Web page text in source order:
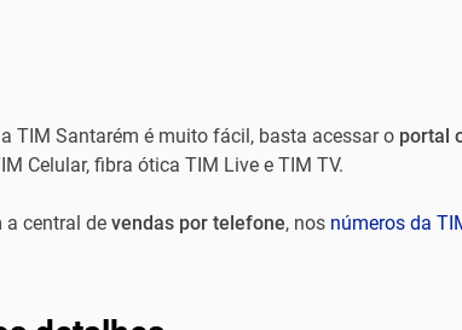
TIM Santarém é muito fácil, basta acessar o portal
Celular, fibra ótica TIM Live e TIM TV.
a central de vendas por telefone, nos números da